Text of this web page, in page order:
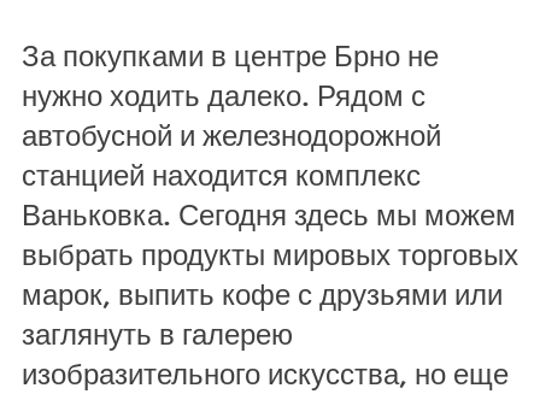
За покупками в центре Брно не
нужно ходить далеко. Рядом с
автобусной и железнодорожной
станцией находится комплекс
Ваньковка. Сегодня здесь мы можем
выбрать продукты мировых торговых
марок, выпить кофе с друзьями или
заглянуть в галерею
изобразительного искусства, но еще